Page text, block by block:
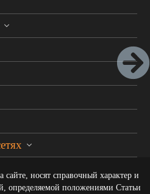
носят справочный характер и
определяемой положениями Статьи